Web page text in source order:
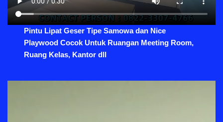
Pintu Lipat Geser Tipe Samowa dan Nice
Playwood Cocok Untuk Ruangan Meeting Room,
Ruang Kelas, Kantor dll